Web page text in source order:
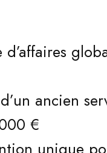
d’affaires
ancien
€